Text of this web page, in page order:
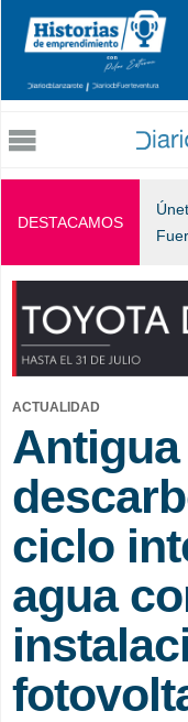
DESTACAMOS
ACTUALIDAD
ciclo
agua